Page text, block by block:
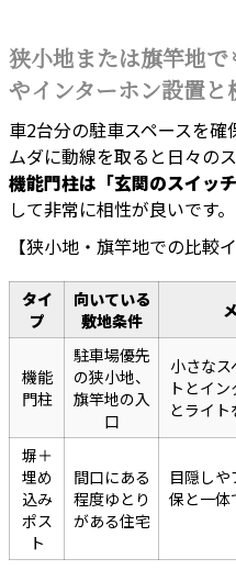
狭小地または旗竿地で
やインターホン設置と
車2台分の駐車スペースを
ムダに動線を取ると日々の
機能門柱は「玄関のスイッ
して非常に相性が良いです。
【狭小地・旗竿地での比較
タイ
プ
向いている
敷地条件
機能
門柱
駐車場優先
の狭小地、
旗竿地の入
口
小さなス
トとイ
とライト
塀＋
埋め
込み
ポス
ト
間口にある
程度ゆとり
がある住宅
目隠し
保と一体